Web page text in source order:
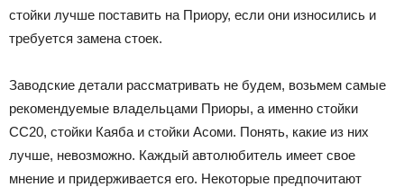
стойки лучше поставить на Приору, если они износились и
требуется замена стоек.
Заводские детали рассматривать не будем, возьмем самые
рекомендуемые владельцами Приоры, а именно стойки
СС20, стойки Каяба и стойки Асоми. Понять, какие из них
лучше, невозможно. Каждый автолюбитель имеет свое
мнение и придерживается его. Некоторые предпочитают